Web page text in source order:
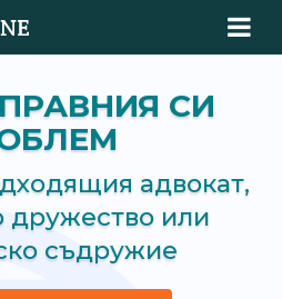
СИ
адвокат,
дружество или
съдружие